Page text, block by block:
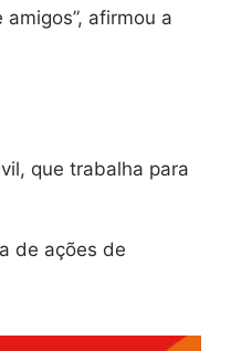
afirmou a
que trabalha para
de ações de